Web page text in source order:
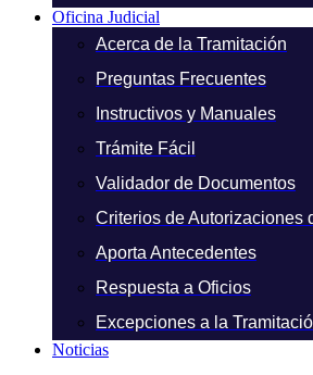
Oficina Judicial
Acerca de la Tramitación
Preguntas Frecuentes
Instructivos y Manuales
Trámite Fácil
Validador de Documentos
Criterios de Autorizaciones
Aporta Antecedentes
Respuesta a Oficios
Excepciones a la
Noticias